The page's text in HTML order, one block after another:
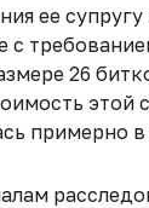
ее
с
26
этой
примерно